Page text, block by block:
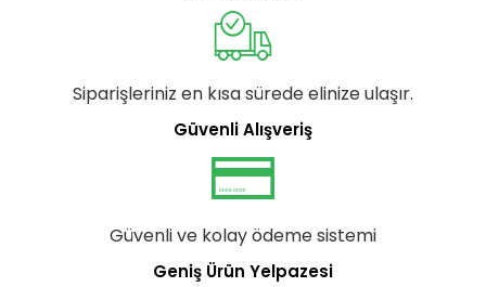
Siparişleriniz en kısa sürede elinize ulaşır.
Güvenli Alışveriş
Güvenli ve kolay ödeme sistemi
Geniş Ürün Yelpazesi